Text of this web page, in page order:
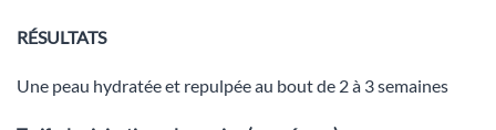
RÉSULTATS
Une peau hydratée et repulpée au bout de 2 à 3 semaines